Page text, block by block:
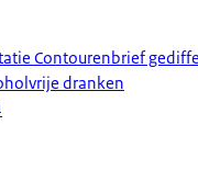
Contourenbrief
dranken